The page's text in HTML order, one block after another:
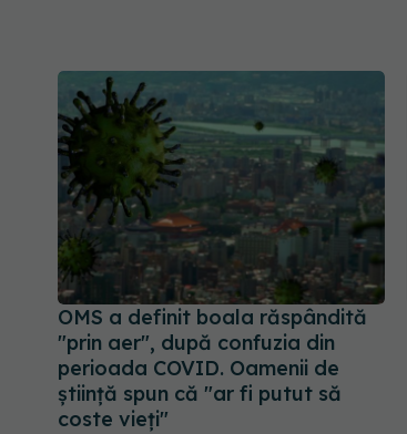
OMS a definit boala răspândită
"prin aer", după confuzia din
perioada COVID. Oamenii de
știință spun că "ar fi putut să
coste vieți"